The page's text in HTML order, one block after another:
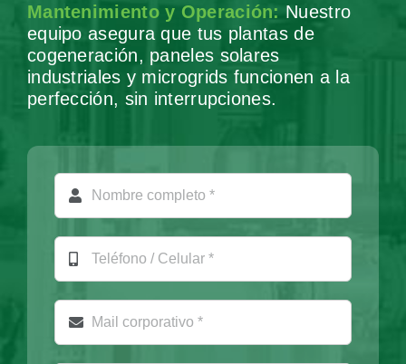
Mantenimiento y Operación: Nuestro
equipo asegura que tus plantas de
cogeneración, paneles solares
industriales y microgrids funcionen a la
perfección, sin interrupciones.